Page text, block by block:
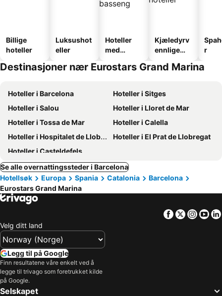
Billige
hoteller
Luksushot
eller
Hoteller
med
Kjæledyrv
ennlige
r
Destinasjoner nær Eurostars Grand Marina
Hoteller i Barcelona
Hoteller i Sitges
Hoteller i Salou
Hoteller i Lloret de Mar
Hoteller i Tossa de Mar
Hoteller i Calella
Hoteller i Hospitalet de Llobregat
Hoteller i El Prat de Llobregat
Hoteller i Casteldefels
Se alle overnattingssteder i Barcelona
Hotellsøk
Europa Spania Catalonia
Barcelona
Eurostars Grand Marina
Facebook
Twitter
Velg ditt land
Legg til på Google
Finn resultatene våre enkelt ved å
legge til trivago som foretrukket kilde
på Google.
Selskapet